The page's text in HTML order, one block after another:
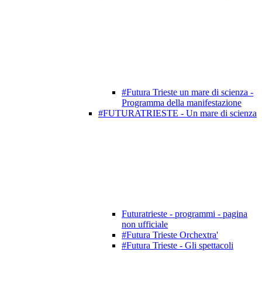
#Futura Trieste un mare di scienza -
Programma della manifestazione
#FUTURATRIESTE - Un mare di scienza
Futuratrieste - programmi - pagina
non ufficiale
#Futura Trieste Orchextra'
#Futura Trieste - Gli spettacoli